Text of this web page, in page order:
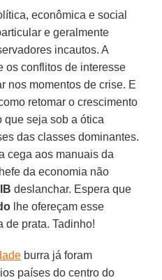
econômica e social
e geralmente
incautos. A
os conflitos de interesse
nos momentos de crise. E
retomar o crescimento
que seja sob a ótica
das classes dominantes.
cega aos manuais da
da economia não
deslanchar. Espera que
lhe ofereçam esse
de prata. Tadinho!
burra já foram
países do centro do